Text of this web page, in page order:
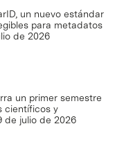
un nuevo estándar
para metadatos
de 2026
un primer semestre
científicos y
de julio de 2026